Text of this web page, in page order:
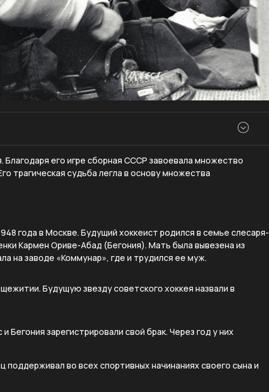
Благодаря его игре сборная СССР завоевала множество
трагическая судьба легла в основу множества
года в Москве. Будущий хоккеист родился в семье слесаря-
Кармен Ориве-Абад (Бегония). Мать была вывезена из
на заводе «Коммунар», где и трудился ее муж.
Будущую звезду советского хоккея назвали в
зарегистрировали свой брак. Через год у них
во всех спортивных начинаниях своего сына и